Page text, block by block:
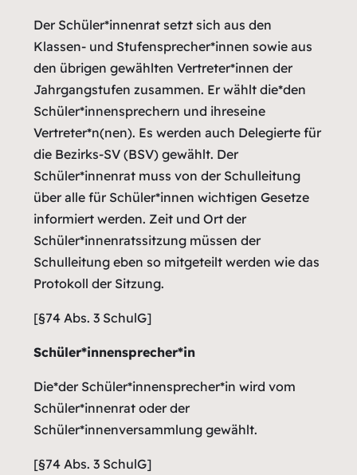
Der Schüler*innenrat setzt sich aus den
Klassen- und Stufensprecher*innen sowie aus
den übrigen gewählten Vertreter*innen der
Jahrgangstufen zusammen. Er wählt die*den
Schüler*innensprechern und ihreseine
Vertreter*n(nen). Es werden auch Delegierte für
die Bezirks-SV (BSV) gewählt. Der
Schüler*innenrat muss von der Schulleitung
über alle für Schüler*innen wichtigen Gesetze
informiert werden. Zeit und Ort der
Schüler*innenratssitzung müssen der
Schulleitung eben so mitgeteilt werden wie das
Protokoll der Sitzung.
[§74 Abs. 3 SchulG]
Schüler*innensprecher*in
Die*der Schüler*innensprecher*in wird vom
Schüler*innenrat oder der
Schüler*innenversammlung gewählt.
[§74 Abs. 3 SchulG]